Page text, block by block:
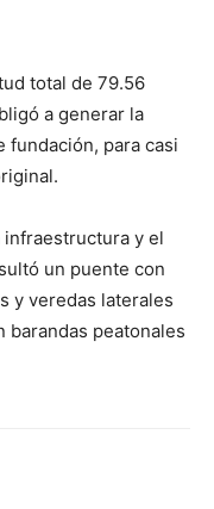
total de 79.56
a generar la
fundación, para casi
infraestructura y el
un puente con
y veredas laterales
barandas peatonales